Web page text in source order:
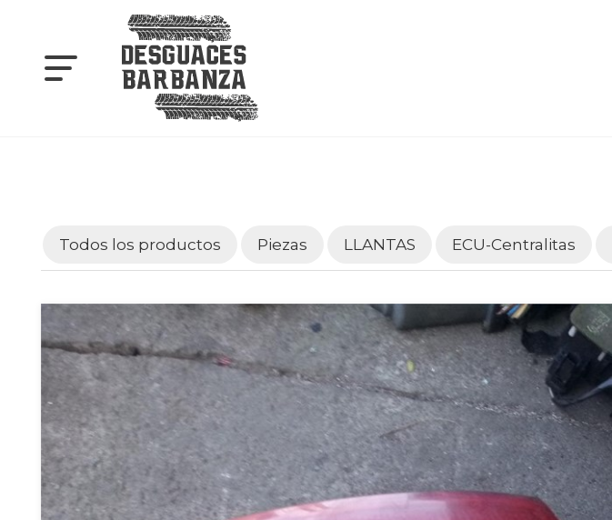
Todos los productos Piezas LLANTAS ECU-Centralitas